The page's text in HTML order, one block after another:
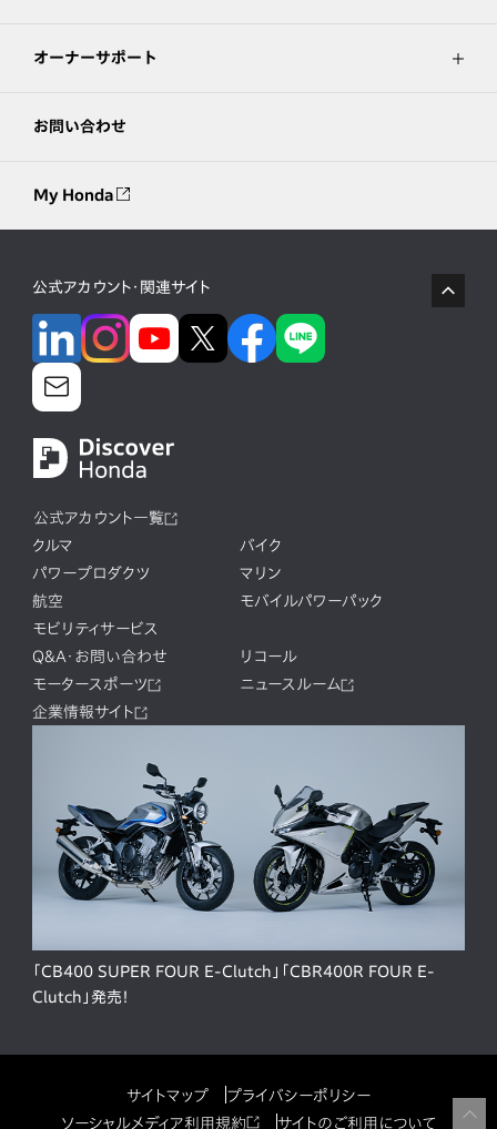
オーナーサポート
お問い合わせ
My Honda
公式アカウント・関連サイト
公式アカウント一覧
クルマ
バイク
パワープロダクツ
マリン
航空
モバイルパワーパック
モビリティサービス
Q&A・お問い合わせ
リコール
モータースポーツ
ニュースルーム
企業情報サイト
「CB400 SUPER FOUR E-Clutch」「CBR400R FOUR E-
Clutch」発売！
サイトマップ
プライバシーポリシー
ソーシャルメディア利用規約
サイトのご利用について